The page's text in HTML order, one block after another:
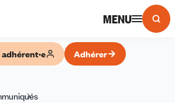
MENU
Adhérer